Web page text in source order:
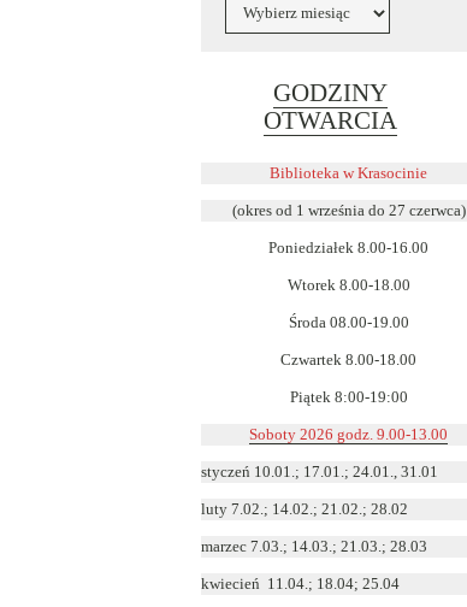
GODZINY
OTWARCIA
się
w
oknie
Biblioteka w Krasocinie
(okres od 1 września do 27 czerwca)
Poniedziałek 8.00-16.00
Wtorek 8.00-18.00
Środa 08.00-19.00
Czwartek 8.00-18.00
Piątek 8:00-19:00
Soboty 2026 godz. 9.00-13.00
styczeń 10.01.; 17.01.; 24.01., 31.01
luty 7.02.; 14.02.; 21.02.; 28.02
marzec 7.03.; 14.03.; 21.03.; 28.03
kwiecień 11.04.; 18.04; 25.04